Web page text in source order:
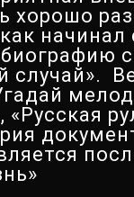
хорошо
начинал
случай».